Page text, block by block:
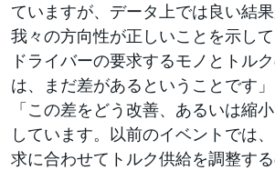
ていますが、データ上では良い結果
我々の方向性が正しいことを示し
ドライバーの要求するモノとトル
は、まだ差があるということです」
「この差をどう改善、あるいは縮
しています。以前のイベントでは
求に合わせてトルク供給を調整す